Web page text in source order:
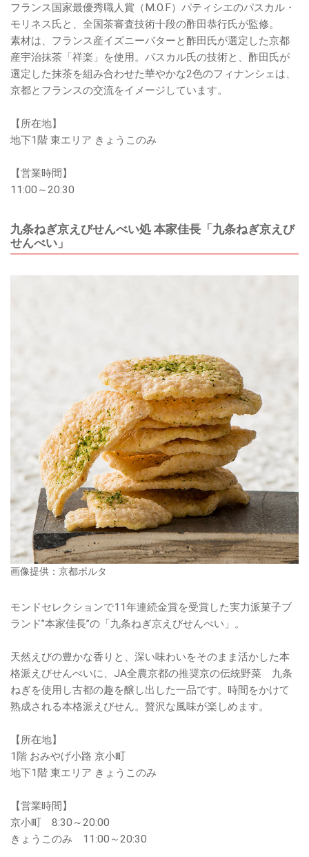
フランス国家最優秀職人賞（M.O.F）パティシエのパスカル・
モリネス氏と、全国茶審査技術十段の酢田恭行氏が監修。
素材は、フランス産イズニーバターと酢田氏が選定した京都
産宇治抹茶「祥楽」を使用。パスカル氏の技術と、酢田氏が
選定した抹茶を組み合わせた華やかな2色のフィナンシェは、
京都とフランスの交流をイメージしています。
【所在地】
地下1階 東エリア きょうこのみ
【営業時間】
11:00～20:30
九条ねぎ京えびせんべい処 本家佳長「九条ねぎ京えび
せんべい」
画像提供：京都ポルタ
モンドセレクションで11年連続金賞を受賞した実力派菓子ブ
ランド”本家佳長”の「九条ねぎ京えびせんべい」。
天然えびの豊かな香りと、深い味わいをそのまま活かした本
格派えびせんべいに、JA全農京都の推奨京の伝統野菜 九条
ねぎを使用し古都の趣を醸し出した一品です。時間をかけて
熟成される本格派えびせん。贅沢な風味が楽しめます。
【所在地】
1階 おみやげ小路 京小町
地下1階 東エリア きょうこのみ
【営業時間】
京小町 8:30～20:00
きょうこのみ 11:00～20:30